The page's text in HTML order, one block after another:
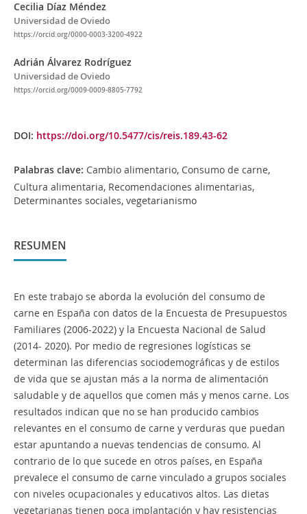
Cecilia Díaz Méndez
Universidad de Oviedo
https://orcid.org/0000-0003-3200-4922
Adrián Álvarez Rodríguez
Universidad de Oviedo
https://orcid.org/0009-0009-8805-7792
DOI: https://doi.org/10.5477/cis/reis.189.43-62
Palabras clave: Cambio alimentario, Consumo de carne,
Cultura alimentaria, Recomendaciones alimentarias,
Determinantes sociales, vegetarianismo
RESUMEN
En este trabajo se aborda la evolución del consumo de
carne en España con datos de la Encuesta de Presupuestos
Familiares (2006-2022) y la Encuesta Nacional de Salud
(2014- 2020). Por medio de regresiones logísticas se
determinan las diferencias sociodemográficas y de estilos
de vida que se ajustan más a la norma de alimentación
saludable y de aquellos que comen más y menos carne. Los
resultados indican que no se han producido cambios
relevantes en el consumo de carne y verduras que puedan
estar apuntando a nuevas tendencias de consumo. Al
contrario de lo que sucede en otros países, en España
prevalece el consumo de carne vinculado a grupos sociales
con niveles ocupacionales y educativos altos. Las dietas
vegetarianas tienen poca implantación y hay resistencias